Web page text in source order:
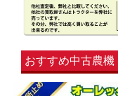
おすすめ中古農機